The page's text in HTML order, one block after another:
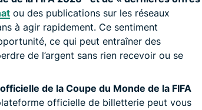
ou des publications sur les réseaux
à agir rapidement. Ce sentiment
ce qui peut entraîner des
de l’argent sans rien recevoir ou se
de la Coupe du Monde de la FIFA
officielle de billetterie peut vous